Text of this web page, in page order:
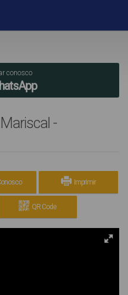
conosco
-
Imprimir
QR Code